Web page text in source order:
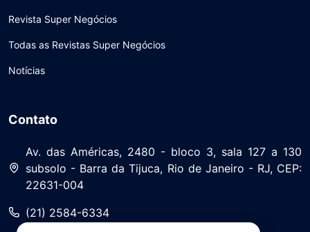
Revista Super Negócios
Todas as Revistas Super Negócios
Notícias
Contato
Av. das Américas, 2480 - bloco 3, sala 127 a 130
subsolo - Barra da Tijuca, Rio de Janeiro - RJ, CEP:
22631-004
(21) 2584-6334